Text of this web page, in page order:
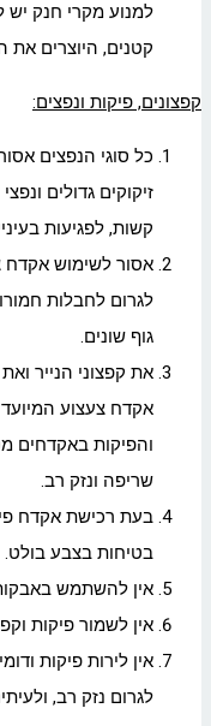
למנוע מקרי חנק יש
קטנים, היוצרים את
קפצונים, פיקות ונפצים:
כל סוגי הנפצים
זיקוקים גדולים
קשות, לפגיעות
אסור לשימוש אקדח
לגרום לחבלות
גוף שונים.
את קפצוני הנייר
אקדח צעצוע
והפיקות באקדחים
שריפה ונזק רב.
בעת רכישת אקדח
בטיחות בצבע בולט.
אין להשתמש
אין לשמור פיקות
אין לירות פיקות
לגרום נזק רב,